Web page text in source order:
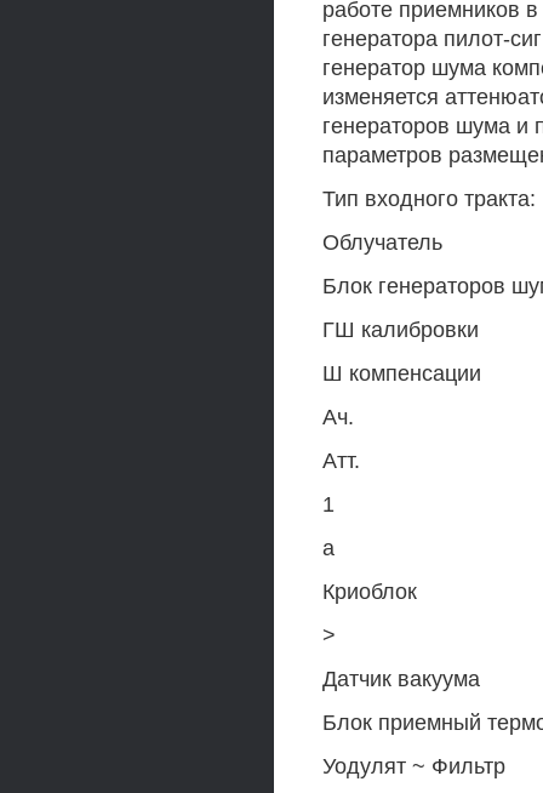
работе приемников
генератора пилот-
генератор шума
изменяется
генераторов шума и
параметров
Тип входного
Облучатель
Блок генераторов
ГШ калибровки
Ш компенсации
Ач.
Атт.
1
а
Криоблок
>
Датчик вакуума
Блок приемный
Уодулят ~ Фильтр